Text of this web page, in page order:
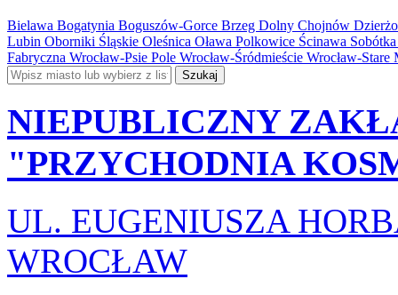
Bielawa Bogatynia Boguszów-Gorce Brzeg Dolny Chojnów
Lubin Oborniki Śląskie Oleśnica Oława Polkowice Ścinawa
Fabryczna Wrocław-Psie Pole Wrocław-Śródmieście Wrocław-Stare
Szukaj
NIEPUBLICZNY
"PRZYCHODNIA
UL. EUGENIUSZA
WROCŁAW